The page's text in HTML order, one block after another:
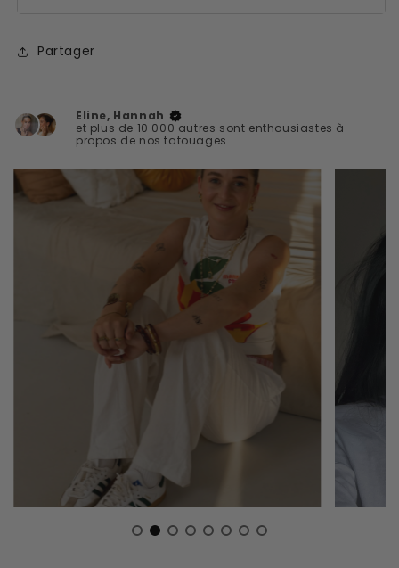
Partager
Eline, Hannah
et plus de 10 000 autres sont enthousiastes à
propos de nos tatouages.